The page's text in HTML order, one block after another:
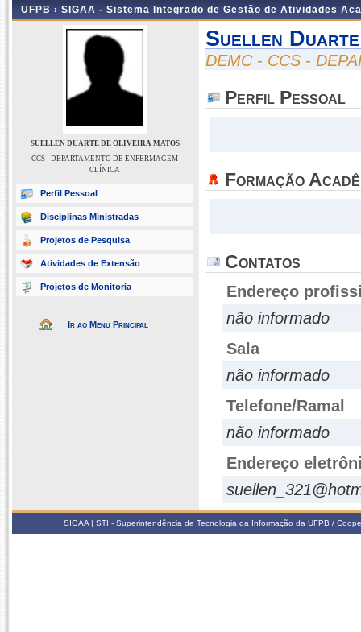
UFPB › SIGAA - Sistema Integrado de Gestão de Atividades
SUELLEN DUARTE DE OLIVEIRA MATOS
CCS - DEPARTAMENTO DE ENFERMAGEM
CLÍNICA
Perfil Pessoal
Disciplinas Ministradas
Projetos de Pesquisa
Atividades de Extensão
Projetos de Monitoria
Ir ao Menu Principal
Suellen
DEMC - CCS -
Perfil Pessoal
Formação
Contatos
Endereço
não informado
Sala
não informado
Telefone/Ramal
não informado
Endereço
SIGAA | STI - Superintendência de Tecnologia da Informação da UFPB /